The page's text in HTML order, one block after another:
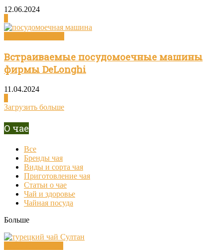
12.06.2024
Встраиваемые посудомоечные машины
фирмы DeLonghi
11.04.2024
Загрузить больше
О чае
Все
Бренды чая
Виды и сорта чая
Приготовление чая
Статьи о чае
Чай и здоровье
Чайная посуда
Больше